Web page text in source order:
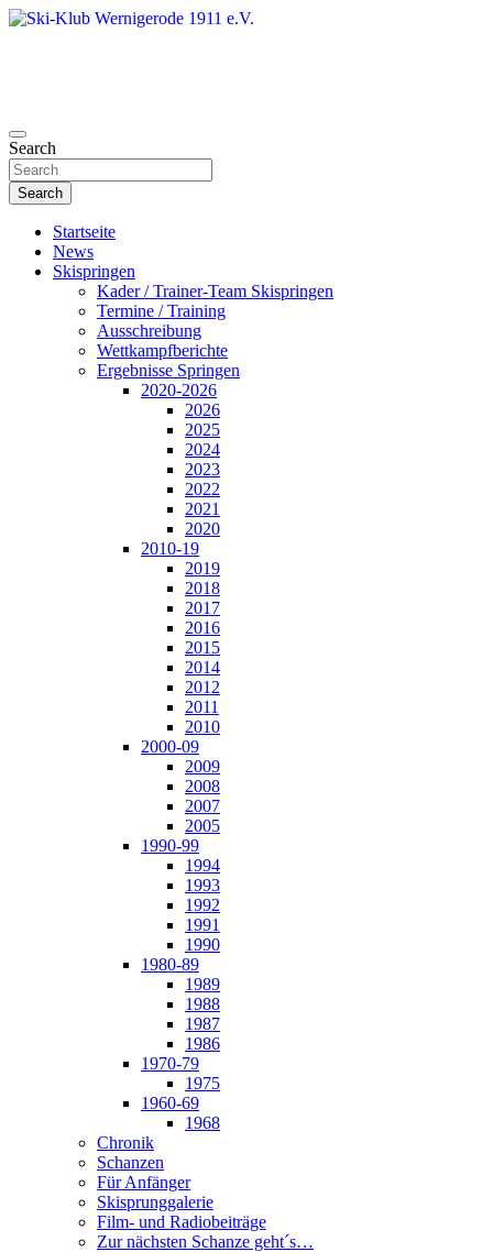
Skip
Ski-Klub Wernigerode 1911 e.V.
Search
Search
Startseite
News
Skispringen
Kader / Trainer-Team Skispringen
Termine / Training
Ausschreibung
Wettkampfberichte
Ergebnisse Springen
2020-2026
2026
2025
2024
2023
2022
2021
2020
2010-19
2019
2018
2017
2016
2015
2014
2012
2011
2010
2000-09
2009
2008
2007
2005
1990-99
1994
1993
1992
1991
1990
1980-89
1989
1988
1987
1986
1970-79
1975
1960-69
1968
Chronik
Schanzen
Für Anfänger
Skisprunggalerie
Film- und Radiobeiträge
Zur nächsten Schanze geht´s…